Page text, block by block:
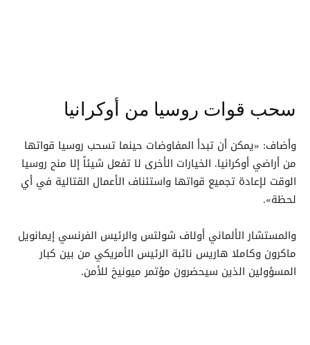
سحب قوات روسيا من أوكرانيا
وأضاف: «يمكن أن تبدأ المفاوضات حينما تسحب روسيا قواتها
من أراضي أوكرانيا. الخيارات الأخرى لا تفعل شيئاً إلا منح روسيا
الوقت لإعادة تجميع قواتها واستئناف الأعمال القتالية في أي
لحظة».
والمستشار الألماني أولاف شولتس والرئيس الفرنسي إيمانويل
ماكرون وكاملا هاريس نائبة الرئيس الأمريكي من بين كبار
المسؤولين الذين سيحضرون مؤتمر ميونيخ للأمن.